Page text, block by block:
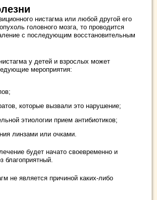
нистагма или любой другой его
головного мозга, то проводится
с последующим восстановительным
у детей и взрослых может
мероприятия:
которые вызвали это нарушение;
этиологии прием антибиотиков;
линзами или очками.
будет начато своевременно и
благоприятный.
не является причиной каких-либо